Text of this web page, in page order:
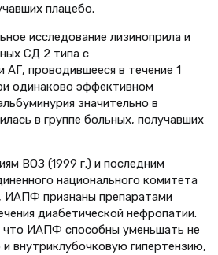
плацебо.
исследование лизиноприла и
СД 2 типа с
АГ, проводившееся в течение 1
одинаково эффективном
значительно в
в группе больных, получавших
ВОЗ (1999 г.) и последним
национального комитета
ИАПФ признаны препаратами
диабетической нефропатии.
что ИАПФ способны уменьшать не
внутриклубочковую гипертензию,